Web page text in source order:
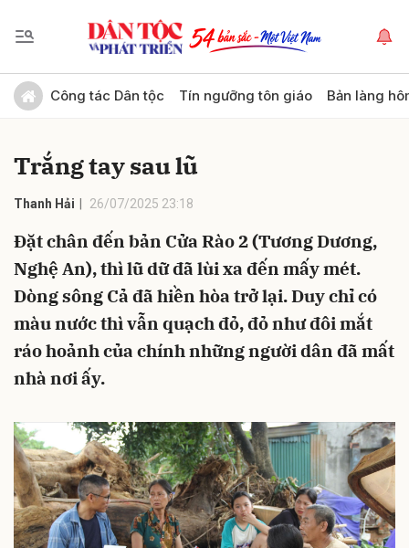
Công tác Dân tộc Tín ngưỡng tôn giáo Bản làng
Trắng tay sau lũ
Thanh Hải 26/07/2025 23:18
Đặt chân đến bản Cửa Rào 2 (Tương Dương,
Nghệ An), thì lũ dữ đã lùi xa đến mấy mét.
Dòng sông Cả đã hiền hòa trở lại. Duy chỉ có
màu nước thì vẫn quạch đỏ, đỏ như đôi mắt
ráo hoảnh của chính những người dân đã mất
nhà nơi ấy.
Gửi bình luận
Hủy Gửi